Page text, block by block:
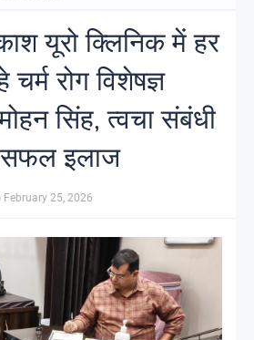
यूरो क्लिनिक में हर
रोग विशेषज्ञ
सिंह, त्वचा संबंधी
सफल इलाज
February 25, 2026